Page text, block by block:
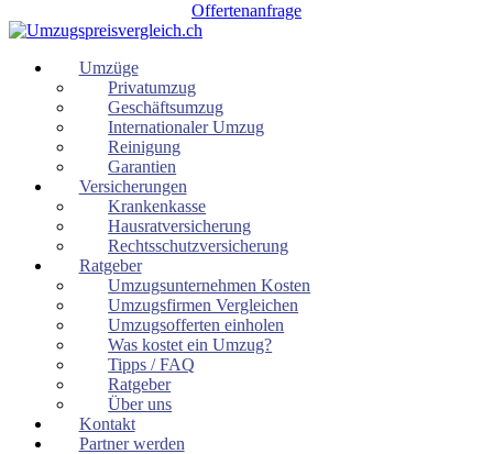
Offertenanfrage
Umzüge
Privatumzug
Geschäftsumzug
Internationaler Umzug
Reinigung
Garantien
Versicherungen
Krankenkasse
Hausratversicherung
Rechtsschutzversicherung
Ratgeber
Umzugsunternehmen Kosten
Umzugsfirmen Vergleichen
Umzugsofferten einholen
Was kostet ein Umzug?
Tipps / FAQ
Ratgeber
Über uns
Kontakt
Partner werden